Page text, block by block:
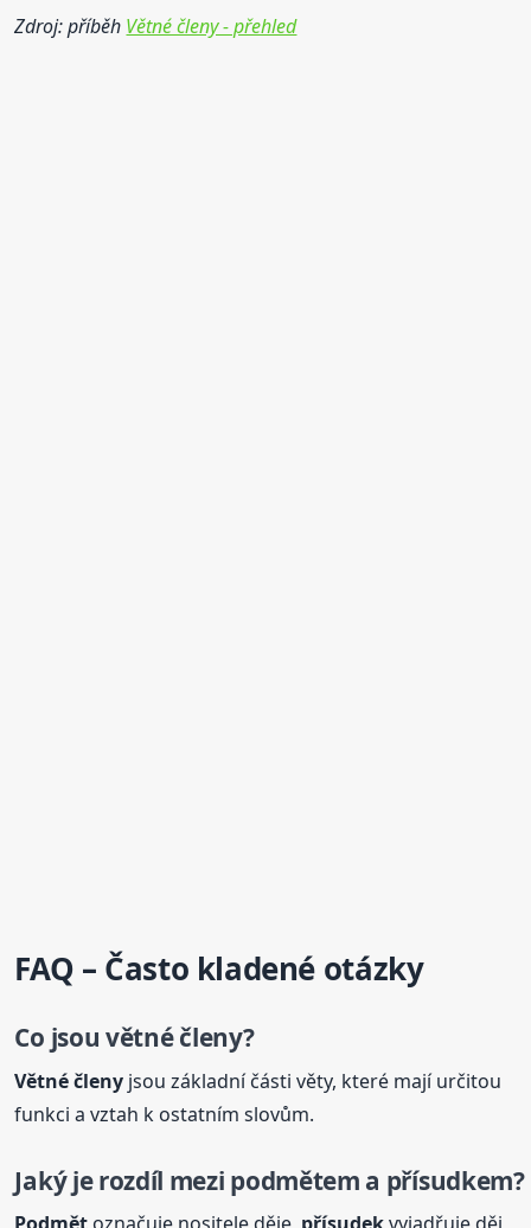
Zdroj: příběh Větné členy - přehled
FAQ – Často kladené otázky
Co jsou větnéčleny?
Větné členy jsou základní části věty, které mají určitou
funkci a vztah k ostatním slovům.
Jaký je rozdíl mezi podmětem a přísudkem?